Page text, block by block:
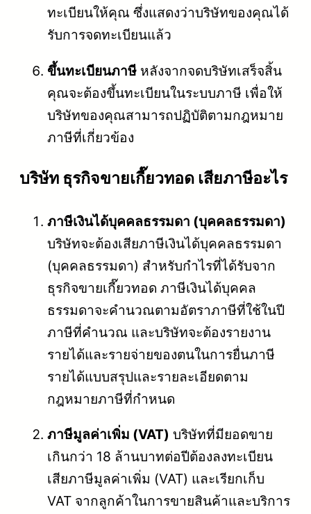
ทะเบียนให้คุณ ซึ่งแสดงว่าบริษัทของคุณได้
รับการจดทะเบียนแล้ว
ขึ้นทะเบียนภาษี หลังจากจดบริษัทเสร็จสิ้น
คุณจะต้องขึ้นทะเบียนในระบบภาษี เพื่อให้
บริษัทของคุณสามารถปฏิบัติตามกฎหมาย
ภาษีที่เกี่ยวข้อง
บริษัท ธุรกิจขายเกี๊ยวทอด เสียภาษีอะไร
ภาษีเงินได้บุคคลธรรมดา (บุคคลธรรมดา)
บริษัทจะต้องเสียภาษีเงินได้บุคคลธรรมดา
(บุคคลธรรมดา) สำหรับกำไรที่ได้รับจาก
ธุรกิจขายเกี๊ยวทอด ภาษีเงินได้บุคคล
ธรรมดาจะคำนวณตามอัตราภาษีที่ใช้ในปี
ภาษีที่คำนวณ และบริษัทจะต้องรายงาน
รายได้และรายจ่ายของตนในการยื่นภาษี
รายได้แบบสรุปและรายละเอียดตาม
กฎหมายภาษีที่กำหนด
ภาษีมูลค่าเพิ่ม (VAT) บริษัทที่มียอดขาย
เกินกว่า 18 ล้านบาทต่อปีต้องลงทะเบียน
เสียภาษีมูลค่าเพิ่ม (VAT) และเรียกเก็บ
VAT จากลูกค้าในการขายสินค้าและบริการ